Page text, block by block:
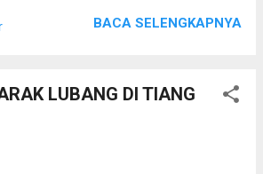
bermanfaat seputar dunia konstruksi.
ini, kami akan membagikan informasi
produk, keunggulan, serta kisaran harga
dapat disesuaikan dengan
Kami memahami bahwa setiap
yang berbeda. Oleh karena itu, CV.
BACA SELENGKAPNYA
LUBANG DI TIANG